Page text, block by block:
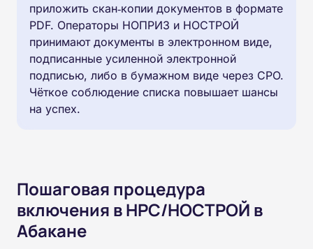
приложить скан‑копии документов в формате
PDF. Операторы НОПРИЗ и НОСТРОЙ
принимают документы в электронном виде,
подписанные усиленной электронной
подписью, либо в бумажном виде через СРО.
Чёткое соблюдение списка повышает шансы
на успех.⁠
Пошаговая процедура
включения в НРС/НОСТРОЙ в
Абакане